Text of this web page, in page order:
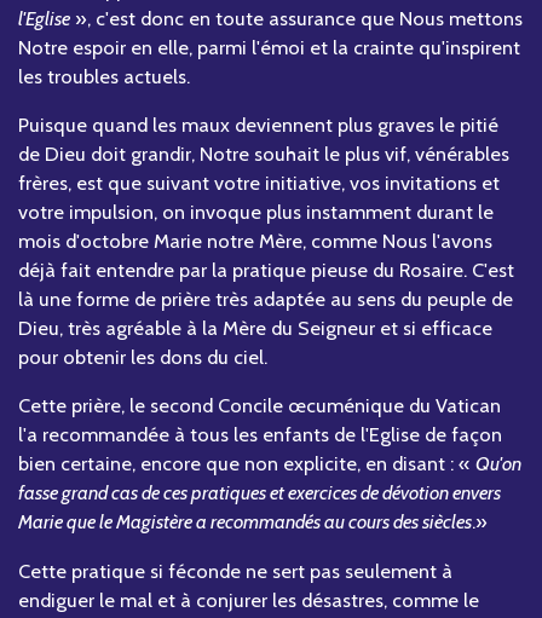
l'Eglise », c'est donc en toute assurance que Nous mettons
Notre espoir en elle, parmi l'émoi et la crainte qu'inspirent
les troubles actuels.
Puisque quand les maux deviennent plus graves le pitié
de Dieu doit grandir, Notre souhait le plus vif, vénérables
frères, est que suivant votre initiative, vos invitations et
votre impulsion, on invoque plus instamment durant le
mois d'octobre Marie notre Mère, comme Nous l'avons
déjà fait entendre par la pratique pieuse du Rosaire. C'est
là une forme de prière très adaptée au sens du peuple de
Dieu, très agréable à la Mère du Seigneur et si efficace
pour obtenir les dons du ciel.
Cette prière, le second Concile œcuménique du Vatican
l'a recommandée à tous les enfants de l'Eglise de façon
bien certaine, encore que non explicite, en disant : « Qu'on
fasse grand cas de ces pratiques et exercices de dévotion envers
Marie que le Magistère a recommandés au cours des siècles.»
Cette pratique si féconde ne sert pas seulement à
endiguer le mal et à conjurer les désastres, comme le